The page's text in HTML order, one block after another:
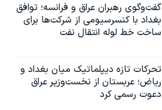
گفت‌وگوی رهبران عراق و فرانسه؛ توافق
بغداد با کنسرسیومی از شرکت‌ها برای
ساخت خط لوله انتقال نفت
تحرکات تازه دیپلماتیک میان بغداد و
ریاض؛ عربستان از نخست‌وزیر عراق
دعوت رسمی کرد